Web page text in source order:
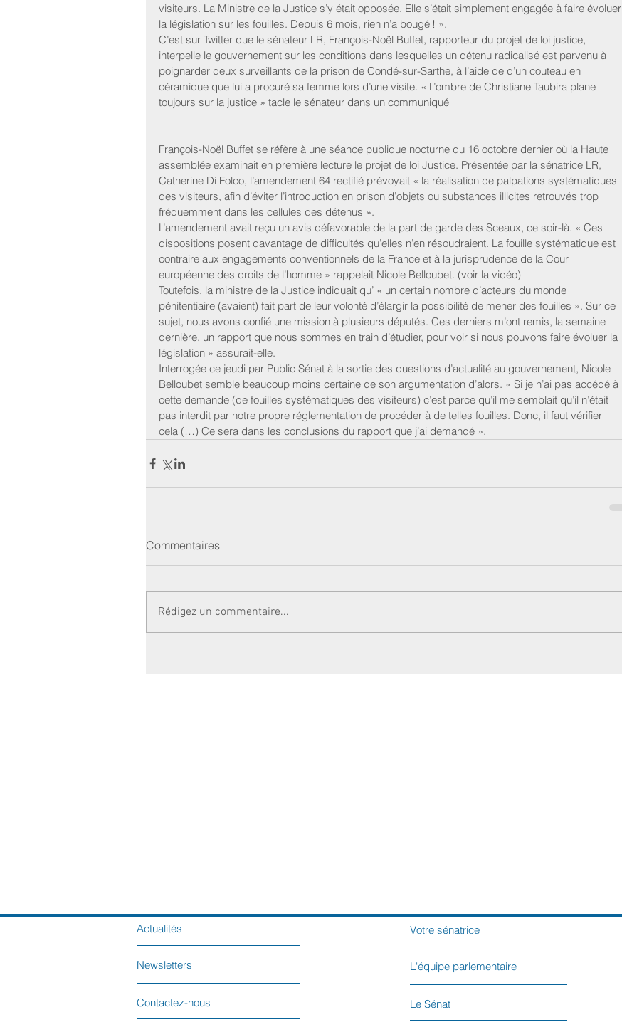
visiteurs. La Ministre de la Justice s’y était opposée. Elle s’était simplement engagée à faire évoluer
la législation sur les fouilles. Depuis 6 mois, rien n’a bougé ! ».
C’est sur Twitter que le sénateur LR, François-Noël Buffet, rapporteur du projet de loi justice,
interpelle le gouvernement sur les conditions dans lesquelles un détenu radicalisé est parvenu à
poignarder deux surveillants de la prison de Condé-sur-Sarthe, à l’aide de d’un couteau en
céramique que lui a procuré sa femme lors d’une visite. « L’ombre de Christiane Taubira plane
toujours sur la justice » tacle le sénateur dans un communiqué
François-Noël Buffet se réfère à une séance publique nocturne du 16 octobre dernier où la Haute
assemblée examinait en première lecture le projet de loi Justice. Présentée par la sénatrice LR,
Catherine Di Folco, l’amendement 64 rectifié prévoyait « la réalisation de palpations systématiques
des visiteurs, afin d’éviter l’introduction en prison d’objets ou substances illicites retrouvés trop
fréquemment dans les cellules des détenus ».
L’amendement avait reçu un avis défavorable de la part de garde des Sceaux, ce soir-là. « Ces
dispositions posent davantage de difficultés qu’elles n’en résoudraient. La fouille systématique est
contraire aux engagements conventionnels de la France et à la jurisprudence de la Cour
européenne des droits de l’homme » rappelait Nicole Belloubet. (voir la vidéo)
Toutefois, la ministre de la Justice indiquait qu’ « un certain nombre d’acteurs du monde
pénitentiaire (avaient) fait part de leur volonté d’élargir la possibilité de mener des fouilles ». Sur ce
sujet, nous avons confié une mission à plusieurs députés. Ces derniers m’ont remis, la semaine
dernière, un rapport que nous sommes en train d’étudier, pour voir si nous pouvons faire évoluer la
législation » assurait-elle.
Interrogée ce jeudi par Public Sénat à la sortie des questions d’actualité au gouvernement, Nicole
Belloubet semble beaucoup moins certaine de son argumentation d’alors. « Si je n’ai pas accédé à
cette demande (de fouilles systématiques des visiteurs) c’est parce qu’il me semblait qu’il n’était
pas interdit par notre propre réglementation de procéder à de telles fouilles. Donc, il faut vérifier
cela (…) Ce sera dans les conclusions du rapport que j’ai demandé ».
Commentaires
Rédigez un commentaire...
Actualités
Newsletters
Contactez-nous
Votre sénatrice
L'équipe parlementaire
Le Sénat